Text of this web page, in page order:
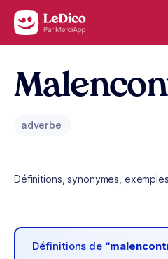
Aller au contenu
adverbe
Définitions, synonymes,
Définitions de